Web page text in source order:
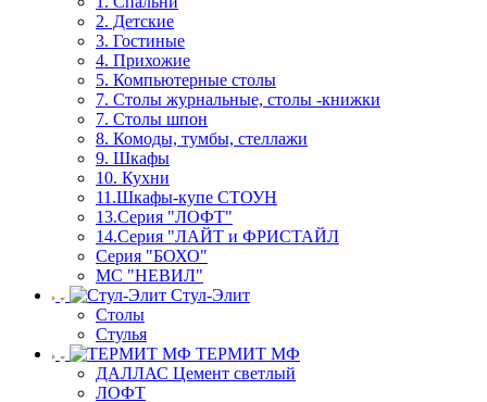
2. Детские
3. Гостиные
4. Прихожие
5. Компьютерные столы
7. Столы журнальные, столы -книжки
7. Столы шпон
8. Комоды, тумбы, стеллажи
9. Шкафы
10. Кухни
11.Шкафы-купе СТОУН
13.Серия "ЛОФТ"
14.Серия "ЛАЙТ и ФРИСТАЙЛ
Серия "БОХО"
МС "НЕВИЛ"
Стул-Элит
Столы
Стулья
ТЕРМИТ МФ
ДАЛЛАС Цемент светлый
ЛОФТ